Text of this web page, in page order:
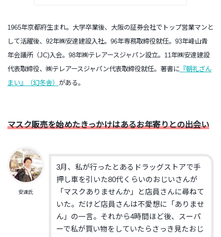
1965年京都府生まれ。大学卒業後、大阪の証券会社でトップ営業マンと
して活躍後、92年㈱安達建設入社。96年専務取締役就任。93年峰山青
年会議所（JC)入会。98年㈱テレアースジャパン設立。11年㈱安達建設
代表取締役、㈱テレアースジャパン代表取締役就任。著書に『朝礼ざん
まい』（幻冬舎） がある。
マスク販売を始めたきっかけはあるお年寄りとの出会い
安達氏
3月、私が行ったとあるドラッグストアで手
押し車を引いた80代くらいのおじいさんが
「マスクありませんか」と店員さんに尋ねて
いた。だけど店員さんは不愛想に「ありませ
ん」の一言。それから4時間ほど後、スーパ
ーで私が買い物をしていたらさっき見たおじ